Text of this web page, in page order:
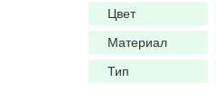
Цвет
Материал
Тип